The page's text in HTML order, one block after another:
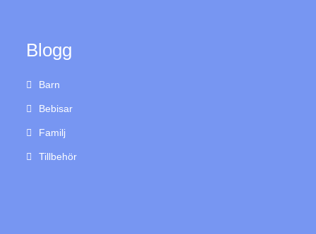
Blogg
Barn
Bebisar
Familj
Tillbehör